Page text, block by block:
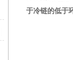
于冷链的低于